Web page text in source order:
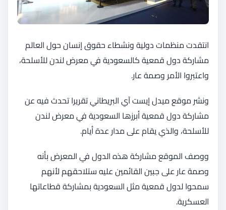
انتقدت منظمات دولية ونشطاء حقوق إنسان حول العالم
مشاركة دول قمعية كالسعودية في معرض لندن للأسلحة،
واعتبروا الأمر وصمة عار.
ونشر موقع ميدل إيست آي البريطاني تقريرا تحدث فيه عن
مشاركة دول قمعية أبرزها السعودية في معرض لندن
للأسلحة، والذي يقام على مدار عدة أيام.
ووصف الموقع مشاركة هذه الدول في المعرض بأنه
وصمة عار على جبين القائمين عليه ستلاحقهم لأنهم
سمحوا لدول قمعية مثل السعودية بمشاركة قطاعاتها
العسكرية.